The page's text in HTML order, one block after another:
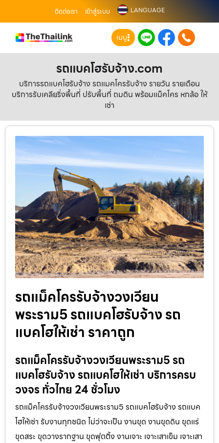
ติดต่อเรา เข้าสู่ระบบ LANGUAGE
เมนู
รถแบคโฮรับจ้าง.com
บริการรถแบคโฮรับจ้าง รถแมคโครรับจ้าง รายวัน รายเดือน
บริการรับเคลียริ่งพื้นที่ ปรับพื้นที่ ถมดิน พร้อมแม็คโคร หกล้อ ให้
เช่า
รถแม็คโครรับจ้างวงเวียน
พระราม5 รถแบคโฮรับจ้าง รถ
แบคโฮให้เช่า ราคาถูก
รถแม็คโครรับจ้างวงเวียนพระราม5 รถ
แบคโฮรับจ้าง รถแบคโฮให้เช่า บริการครบ
วงจร ทั่วไทย 24 ชั่วโมง
รถแม็คโครรับจ้างวงเวียนพระราม5 รถแบคโฮรับจ้าง รถแบค
โฮให้เช่า รับงานทุกชนิด ไม่ว่าจะเป็น งานขุด งานขุดดิน ขุดแร่
ขุดสระ ขุดวางรากฐาน ขุดฟุตติ้ง งานเจาะ เจาะเสาเข็ม เจาะเสา